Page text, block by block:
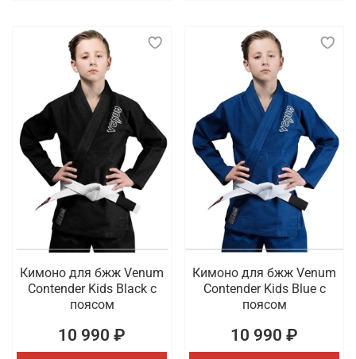
Кимоно для бжж Venum
Contender Kids Black с
поясом
10 990 ₽
Кимоно для бжж Venum
Contender Kids Blue с
поясом
10 990 ₽